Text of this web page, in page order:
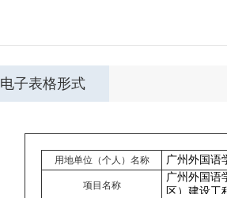
电子表格形式
用地单位（个人）名称
项目名称